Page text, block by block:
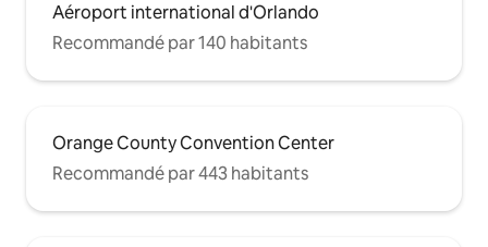
Aéroport international d'Orlando
Recommandé par 140 habitants
Orange County Convention Center
Recommandé par 443 habitants